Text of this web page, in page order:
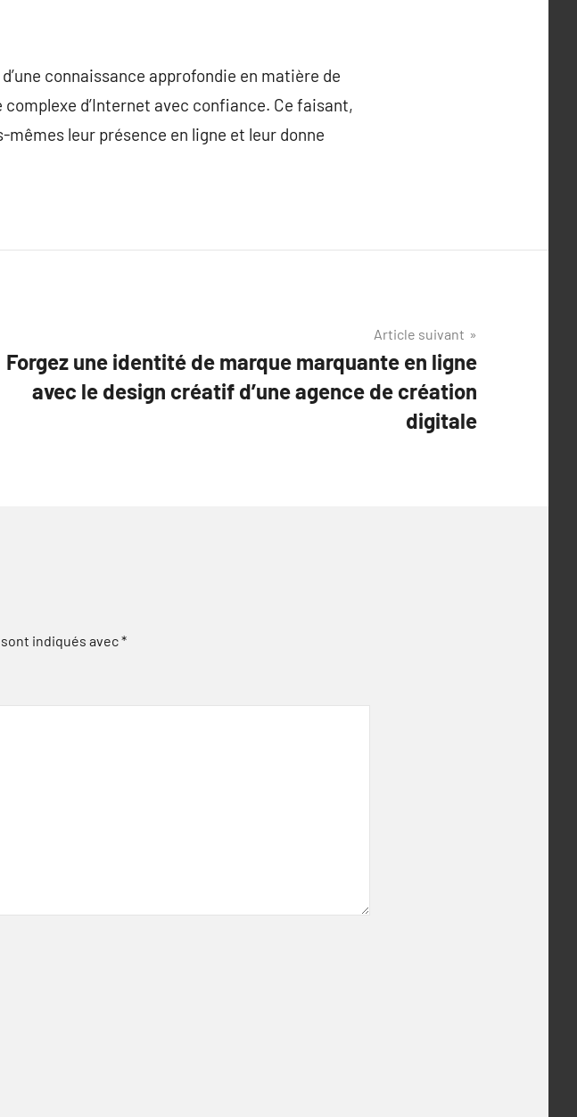
connaissance approfondie en matière de
d’Internet avec confiance. Ce faisant,
leur présence en ligne et leur donne
Article suivant
Forgez une identité de marque marquante en ligne
avec le design créatif d’une agence de création
digitale
indiqués avec*